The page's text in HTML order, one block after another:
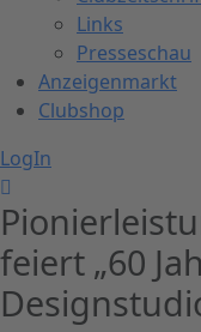
Links
Presseschau
Anzeigenmarkt
Clubshop
LogIn
feiert „60